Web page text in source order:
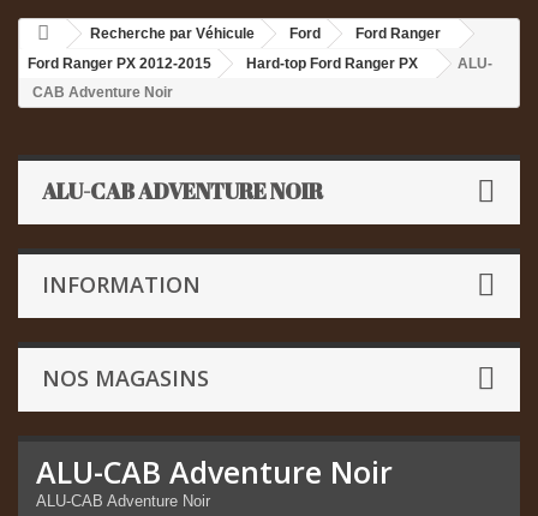
Recherche par Véhicule Ford
Ford Ranger
Ford Ranger PX 2012-2015
Hard-top Ford Ranger PX
ALU-
CAB Adventure Noir
ALU-CAB ADVENTURE NOIR
INFORMATION
NOS MAGASINS
ALU-CAB Adventure Noir
ALU-CAB Adventure Noir